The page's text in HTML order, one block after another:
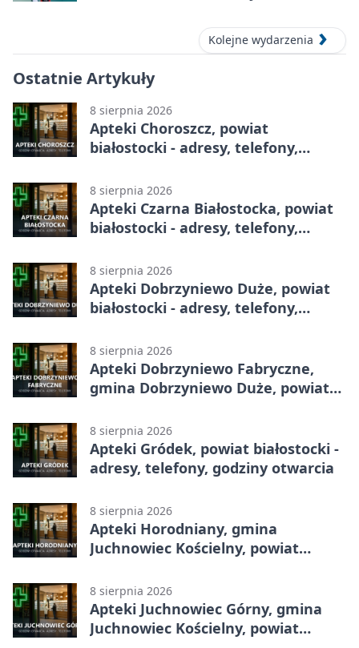
Kolejne wydarzenia
Ostatnie Artykuły
8 sierpnia 2026
Apteki Choroszcz, powiat
białostocki - adresy, telefony,
8 sierpnia 2026
Apteki Czarna Białostocka, powiat
białostocki - adresy, telefony,
8 sierpnia 2026
Apteki Dobrzyniewo Duże, powiat
białostocki - adresy, telefony,
8 sierpnia 2026
Apteki Dobrzyniewo Fabryczne,
gmina Dobrzyniewo Duże, powiat
godziny otwarcia
8 sierpnia 2026
Apteki Gródek, powiat białostocki -
adresy, telefony, godziny otwarcia
8 sierpnia 2026
Apteki Horodniany, gmina
Juchnowiec Kościelny, powiat
godziny otwarcia
8 sierpnia 2026
Apteki Juchnowiec Górny, gmina
Juchnowiec Kościelny, powiat